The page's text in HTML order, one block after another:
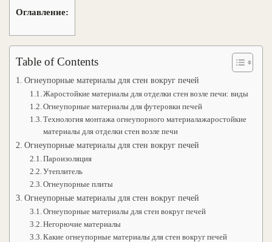
Оглавление:
Table of Contents
Огнеупорные материалы для стен вокруг печей
Жаростойкие материалы для отделки стен возле печи: виды
Огнеупорные материалы для футеровки печей
Технология монтажа огнеупорного материалажаростойкие
материалы для отделки стен возле печи
Огнеупорные материалы для стен вокруг печей
Пароизоляция
Утеплитель
Огнеупорные плиты
Огнеупорные материалы для стен вокруг печей
Огнеупорные материалы для стен вокруг печей
Негорючие материалы
Какие огнеупорные материалы для стен вокруг печей